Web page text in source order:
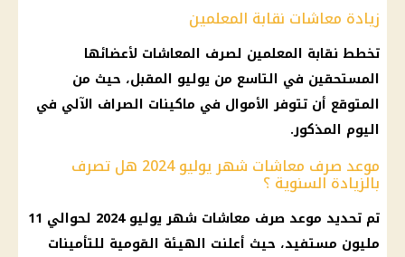
زيادة معاشات نقابة المعلمين
تخطط نقابة المعلمين لصرف المعاشات لأعضائها
المستحقين في التاسع من يوليو المقبل، حيث من
المتوقع أن تتوفر الأموال في ماكينات الصراف الآلي في
اليوم المذكور.
موعد صرف معاشات شهر يوليو 2024 هل تصرف
بالزيادة السنوية ؟
تم تحديد موعد صرف معاشات شهر يوليو 2024 لحوالي 11
مليون مستفيد، حيث أعلنت الهيئة القومية للتأمينات